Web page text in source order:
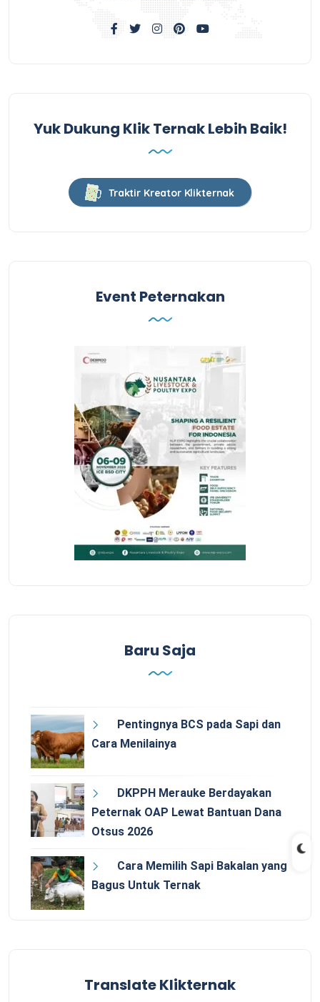
Yuk Dukung Klik Ternak Lebih Baik!
Traktir Kreator Klikternak
Event Peternakan
Baru Saja
Pentingnya BCS pada Sapi dan
Cara Menilainya
DKPPH Merauke Berdayakan
Peternak OAP Lewat Bantuan Dana
Otsus 2026
Cara Memilih Sapi Bakalan yang
Bagus Untuk Ternak
Translate Klikternak